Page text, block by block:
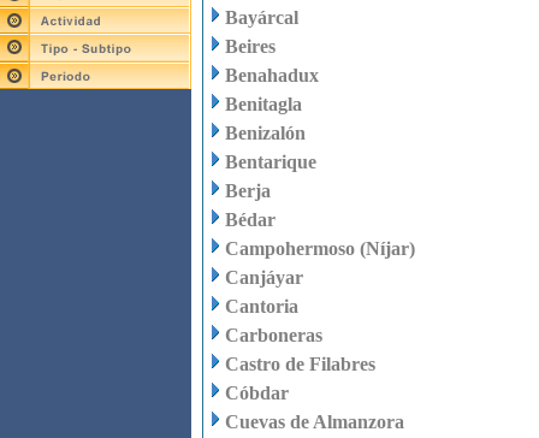
Bayárcal
Beires
Benahadux
Benitagla
Benizalón
Bentarique
Berja
Bédar
Campohermoso (Níjar)
Canjáyar
Cantoria
Carboneras
Castro de Filabres
Cóbdar
Cuevas de Almanzora